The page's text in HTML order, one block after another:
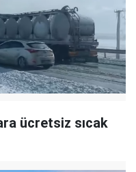
ücretsiz sıcak